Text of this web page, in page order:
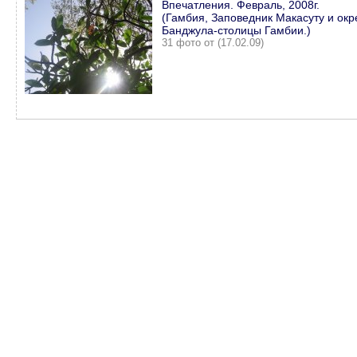
Впечатления. Февраль, 2008г.
(Гамбия, Заповедник Макасуту и
Банджула-столицы Гамбии.)
31 фото от (17.02.09)